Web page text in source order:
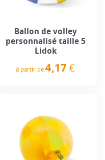
Ballon de volley
personnalisé taille 5
Lidok
à partir de 4,17 €